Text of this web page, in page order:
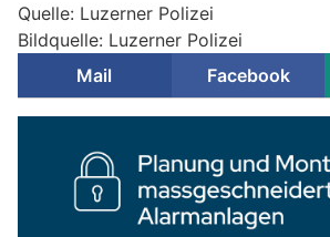
Quelle: Luzerner Polizei
Bildquelle: Luzerner Polizei
Mail
Facebook